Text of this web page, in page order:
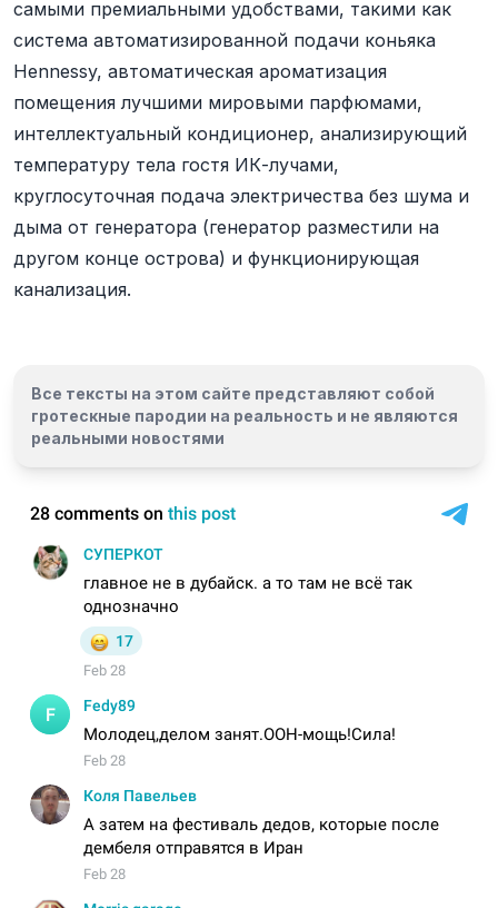
самыми премиальными удобствами, такими как
система автоматизированной подачи коньяка
Hennessy, автоматическая ароматизация
помещения лучшими мировыми парфюмами,
интеллектуальный кондиционер, анализирующий
температуру тела гостя ИК-лучами,
круглосуточная подача электричества без шума и
дыма от генератора (генератор разместили на
другом конце острова) и функционирующая
канализация.
Все тексты на этом сайте представляют собой
гротескные пародии на реальность и не являются
реальными новостями